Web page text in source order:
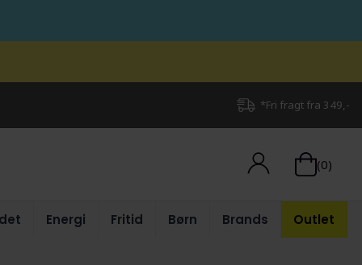
*Fri fragt fra 349,-
(0)
Energi Fritid Børn Brands Outlet